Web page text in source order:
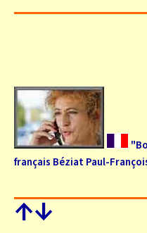
français Béziat Paul-
↑↓